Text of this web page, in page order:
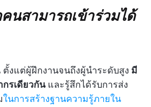
นสามารถเข้าร่วมได้
งแต่ผู้ฝึกงานจนถึงผู้นำระดับสูง มี
กรเดียวกันและรู้สึกได้รับการส่ง
ในการสร้างฐานความรู้ภายใน